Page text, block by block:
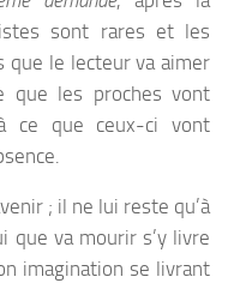
sont rares et les
que le lecteur va aimer
que les proches vont
ce que ceux-ci vont
; il ne lui reste qu’à
que va mourir s’y livre
imagination se livrant